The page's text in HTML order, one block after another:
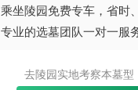
乘坐陵园免费专车，省时
专业的选墓团队一对一服
去陵园实地考察本墓型